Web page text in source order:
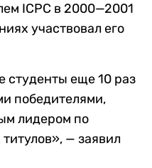
ICPC в 2000—2001
участвовал его
студенты еще 10 раз
победителями,
лидером по
— заявил